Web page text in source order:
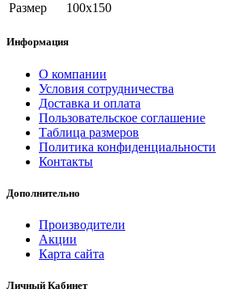
Размер
100х150
Информация
О компании
Условия сотрудничества
Доставка и оплата
Пользовательское соглашение
Таблица размеров
Политика конфиденциальности
Контакты
Дополнительно
Производители
Акции
Карта сайта
Личный Кабинет